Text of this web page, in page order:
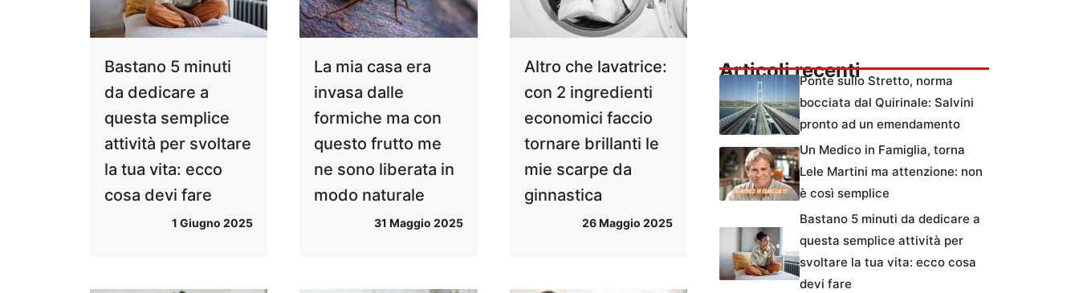
Bastano 5 minuti
da dedicare a
questa semplice
attività per svoltare
la tua vita: ecco
cosa devi fare
1 Giugno 2025
La mia casa era
invasa dalle
formiche ma con
questo frutto me
ne sono liberata in
modo naturale
31 Maggio 2025
Altro che lavatrice:
con 2 ingredienti
economici faccio
tornare brillanti le
mie scarpe da
ginnastica
26 Maggio 2025
Articoli recentiPonte sullo Stretto, norma
bocciata dal Quirinale: Salvini
pronto ad un emendamento
Un Medico in Famiglia, torna
Lele Martini ma attenzione: non
è così semplice
Bastano 5 minuti da dedicare a
questa semplice attività per
svoltare la tua vita: ecco cosa
devi fare